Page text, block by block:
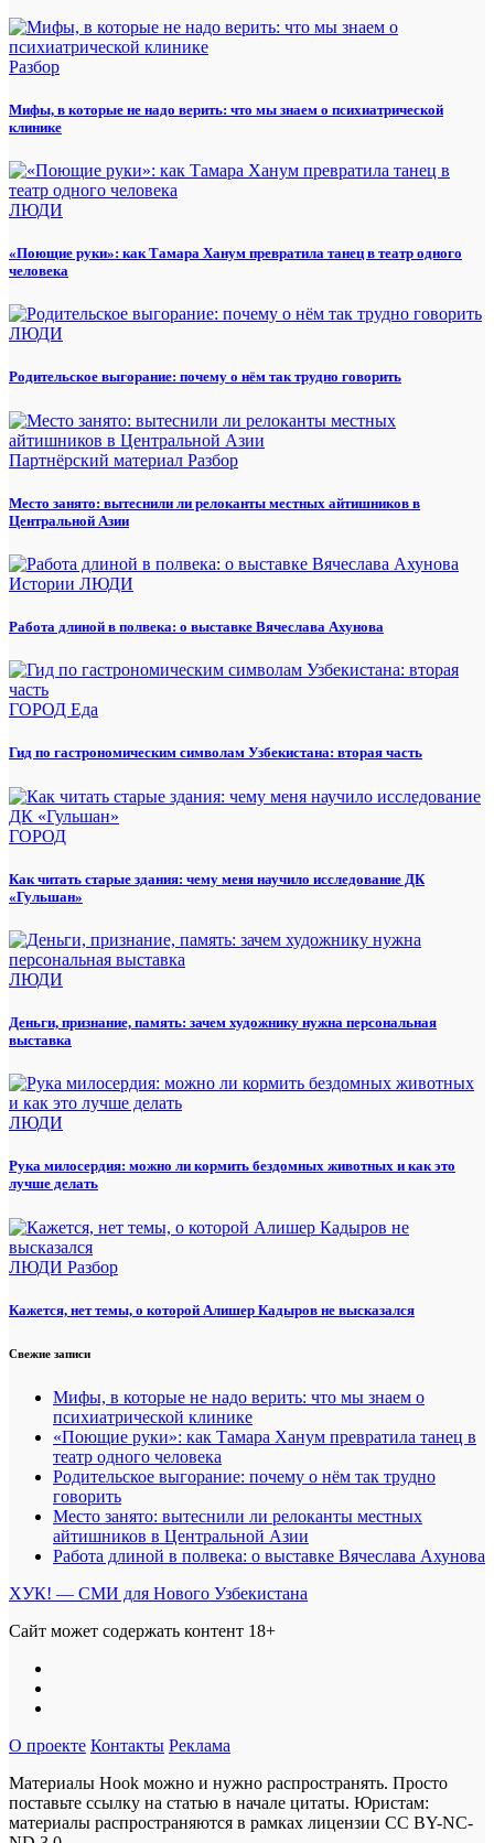
Разбор
Мифы, в которые не надо верить: что мы знаем о психиатрической
клинике
ЛЮДИ
«Поющие руки»: как Тамара Ханум превратила танец в театр одного
человека
ЛЮДИ
Родительское выгорание: почему о нём так трудно говорить
Партнёрский материал Разбор
Место занято: вытеснили ли релоканты местных айтишников в
Центральной Азии
Истории ЛЮДИ
Работа длиной в полвека: о выставке Вячеслава Ахунова
ГОРОД Еда
Гид по гастрономическим символам Узбекистана: вторая часть
ГОРОД
Как читать старые здания: чему меня научило исследование ДК
«Гульшан»
ЛЮДИ
Деньги, признание, память: зачем художнику нужна персональная
выставка
ЛЮДИ
Рука милосердия: можно ли кормить бездомных животных и как это
лучше делать
ЛЮДИ Разбор
Кажется, нет темы, о которой Алишер Кадыров не высказался
Свежие записи
Мифы, в которые не надо верить: что мы знаем о
психиатрической клинике
«Поющие руки»: как Тамара Ханум превратила танец в
театр одного человека
Родительское выгорание: почему о нём так трудно
говорить
Место занято: вытеснили ли релоканты местных
айтишников в Центральной Азии
Работа длиной в полвека: о выставке Вячеслава Ахунова
ХУК! — СМИ для Нового Узбекистана
Сайт может содержать контент 18+
О проекте Контакты Реклама
Материалы Hook можно и нужно распространять. Просто
поставьте ссылку на статью в начале цитаты. Юристам:
материалы распространяются в рамках лицензии CC BY-NC-